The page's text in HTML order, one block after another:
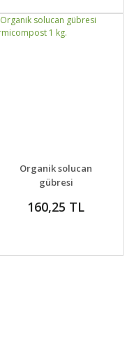
DETAYLAR
VER
Organik solucan
gübresi
160,25 TL